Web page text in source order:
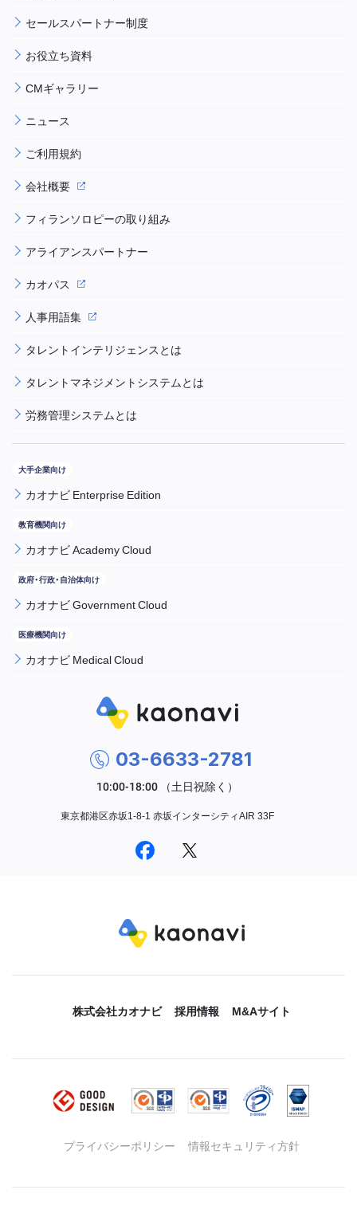
セールスパートナー制度
お役立ち資料
CMギャラリー
ニュース
ご利用規約
会社概要
フィランソロピーの取り組み
アライアンスパートナー
カオパス
人事用語集
タレントインテリジェンスとは
タレントマネジメントシステムとは
労務管理システムとは
カオナビ Enterprise Edition
カオナビ Academy Cloud
カオナビ Government Cloud
カオナビ Medical Cloud
03-6633-2781
東京都港区赤坂1-8-1 赤坂インターシティAIR 33F
株式会社カオナビ 採用情報 M&Aサイト
プライバシーポリシー 情報セキュリティ方針